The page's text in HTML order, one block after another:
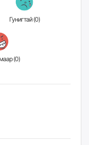
Гунигтай (0)
Үзэн ядмаар (0)